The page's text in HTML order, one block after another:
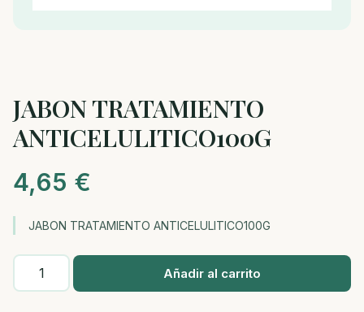
JABON TRATAMIENTO
ANTICELULITICO100G
4,65 €
JABON TRATAMIENTO ANTICELULITICO100G
JABON
TRATAMIENTO
Añadir al carrito